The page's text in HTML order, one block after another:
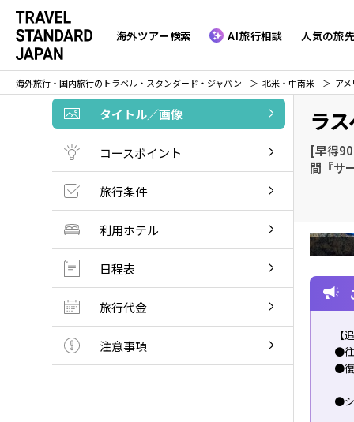
海外ツアー検索 AI旅行相談 人気の旅
海外旅行・国内旅行のトラベル・スタンダード・ジャパン 北米・中南米 ア
タイトル／画像
コースポイント
旅行条件
利用ホテル
日程表
旅行代金
注意事項
ラ
[早得
間『サ
【
●往
●復
●シ